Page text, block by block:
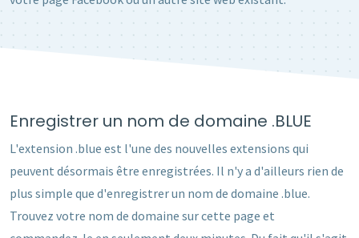
Enregistrer un nom de domaine .BLUE
L'extension .blue est l'une des nouvelles extensions qui
peuvent désormais être enregistrées. Il n'y a d'ailleurs rien de
plus simple que d'enregistrer un nom de domaine .blue.
Trouvez votre nom de domaine sur cette page et